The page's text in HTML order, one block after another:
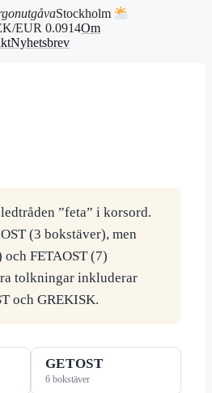
Stockholm
EUR 0.0914Om
Nyhetsbrev
”feta” i korsord.
(3 bokstäver), men
och FETAOST (7)
tolkningar inkluderar
och GREKISK.
GETOST
6 bokstäver